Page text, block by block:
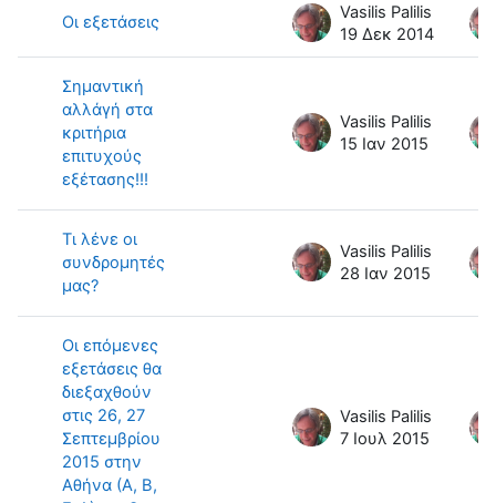
Οι εξετάσεις
Vasilis Palilis
19 Δεκ 2014
Σημαντική
αλλάγή στα
κριτήρια
επιτυχούς
εξέτασης!!!
Vasilis Palilis
15 Ιαν 2015
Τι λένε οι
συνδρομητές
μας?
Vasilis Palilis
28 Ιαν 2015
Οι επόμενες
εξετάσεις θα
διεξαχθούν
στις 26, 27
Σεπτεμβρίου
2015 στην
Αθήνα (Α, Β,
Vasilis Palilis
7 Ιουλ 2015